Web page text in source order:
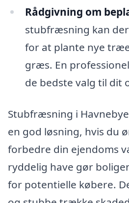
Rådgivning om
stubfræsning kan
for at plante nye
græs. En
de bedste valg til dit
Stubfræsning i
en god løsning, hvis du
forbedre din ejendoms
ryddelig have gør
for potentielle købere.